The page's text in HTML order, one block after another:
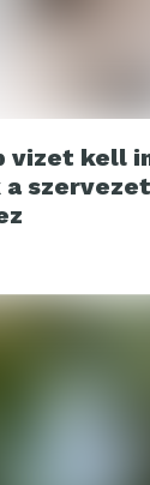
vizet kell